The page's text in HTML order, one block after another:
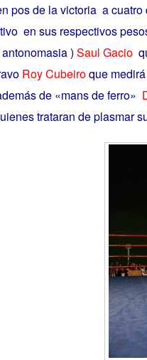
pos de la victoria a
en sus respectivos
) Saul Gacio
Roy Cubeiroque medirá
de «mans de ferro»
trataran de plasmar